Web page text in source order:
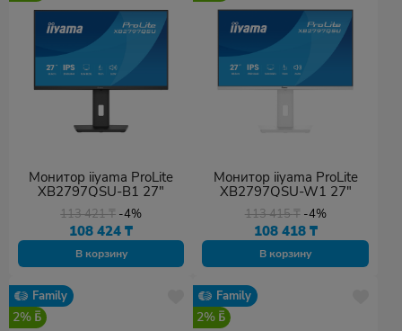
Монитор iiyama ProLite
XB2797QSU-B1 27"
113 421₸ -4%
108 424₸
В корзину
Монитор iiyama ProLite
XB2797QSU-W1 27"
113 415₸ -4%
108 418 ₸
В корзину
Family
2%
Family
2%